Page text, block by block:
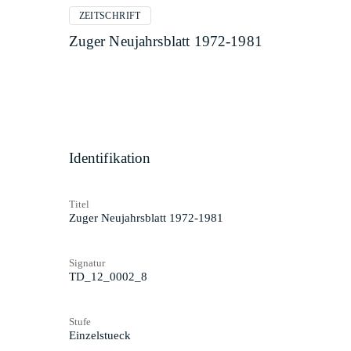
ZEITSCHRIFT
Zuger Neujahrsblatt 1972-1981
Identifikation
Titel
Zuger Neujahrsblatt 1972-1981
Signatur
TD_12_0002_8
Stufe
Einzelstueck